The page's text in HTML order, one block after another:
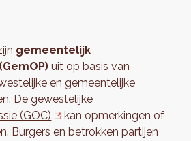
gemeentelijk
uit op basis van
en gemeentelijke
De gewestelijke
(GOC)
kan opmerkingen of
Burgers en betrokken partijen